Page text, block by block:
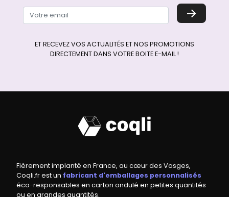
→
ET RECEVEZ VOS ACTUALITÉS ET NOS PROMOTIONS
DIRECTEMENT DANS VOTRE BOITE E-MAIL !
Fièrement implanté en France, au cœur des Vosges,
Coqli.fr est un fabricant d'emballages personnalisés
éco-responsables en carton ondulé en petites quantités
ou en grandes quantités.